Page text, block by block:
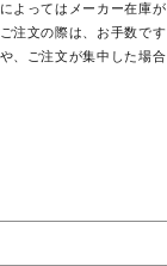
よってはメーカー在庫が
注文の際は、お手数です
、ご注文が集中した場合